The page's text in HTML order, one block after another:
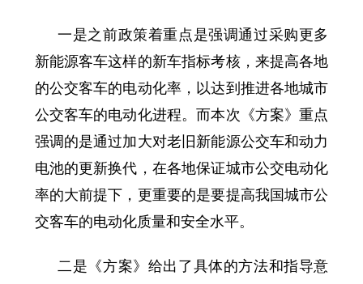
一是之前政策着重点是强调通过采购更多
新能源客车这样的新车指标考核，来提高各地
的公交客车的电动化率，以达到推进各地城市
公交客车的电动化进程。而本次《方案》重点
强调的是通过加大对老旧新能源公交车和动力
电池的更新换代，在各地保证城市公交电动化
率的大前提下，更重要的是要提高我国城市公
交客车的电动化质量和安全水平。
二是《方案》给出了具体的方法和指导意